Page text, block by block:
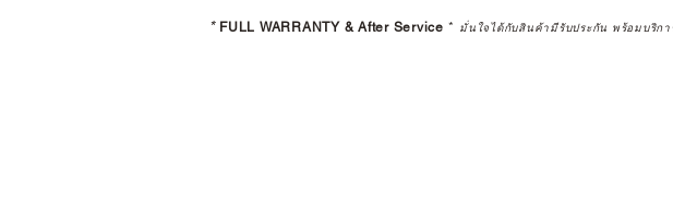
* FULL WARRANTY & After Service * มั่นใจได้กับสินค้ามีรับประกัน พร้อมบริก